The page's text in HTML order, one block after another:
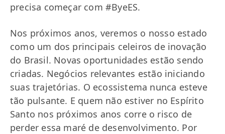
precisa começar com #ByeES.
Nos próximos anos, veremos o nosso estado
como um dos principais celeiros de inovação
do Brasil. Novas oportunidades estão sendo
criadas. Negócios relevantes estão iniciando
suas trajetórias. O ecossistema nunca esteve
tão pulsante. E quem não estiver no Espírito
Santo nos próximos anos corre o risco de
perder essa maré de desenvolvimento. Por